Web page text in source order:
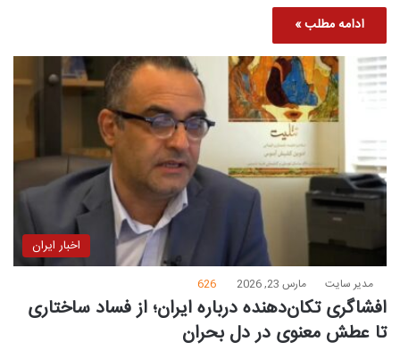
ادامه مطلب »
اخبار ایران
مدیر سایت مارس 23, 2026 626
افشاگری تکان‌دهنده درباره ایران؛ از فساد ساختاری
تا عطش معنوی در دل بحران